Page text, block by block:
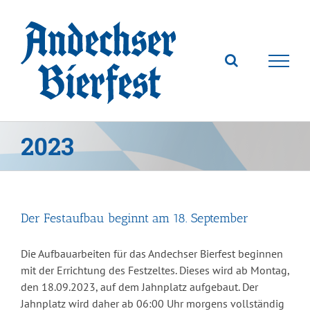
Inhalt
springen
2023
Der Festaufbau beginnt am 18. September
Die Aufbauarbeiten für das Andechser Bierfest beginnen
mit der Errichtung des Festzeltes. Dieses wird ab Montag,
den 18.09.2023, auf dem Jahnplatz aufgebaut. Der
Jahnplatz wird daher ab 06:00 Uhr morgens vollständig